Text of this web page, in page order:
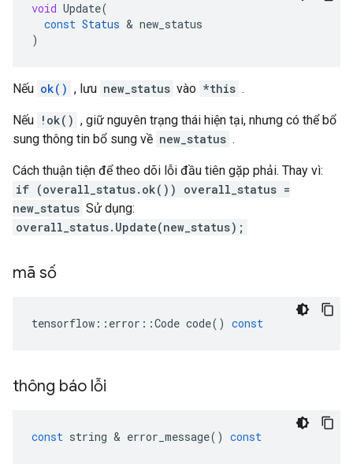
void Update(
const Status & new_status
)
Nếu ok() , lưu new_status vào *this .
Nếu !ok() , giữ nguyên trạng thái hiện tại, nhưng có thể bổ
sung thông tin bổ sung về new_status .
Cách thuận tiện để theo dõi lỗi đầu tiên gặp phải. Thay vì:
if (overall_status.ok()) overall_status =
new_status Sử dụng:
overall_status.Update(new_status);
mã số
tensorflow :: error ::Code code() const
thông báo lỗi
const string & error_message() const